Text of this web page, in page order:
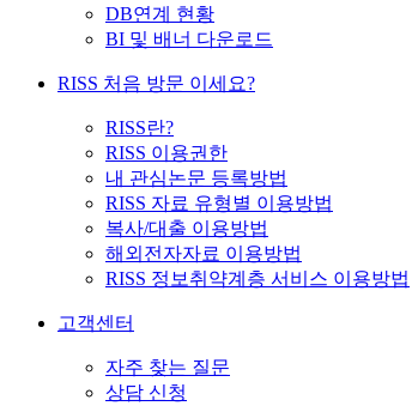
DB연계 현황
BI 및 배너 다운로드
RISS 처음 방문 이세요?
RISS란?
RISS 이용권한
내 관심논문 등록방법
RISS 자료 유형별 이용방법
복사/대출 이용방법
해외전자자료 이용방법
RISS 정보취약계층 서비스 이용방법
고객센터
자주 찾는 질문
상담 신청